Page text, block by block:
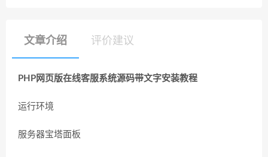
文章介绍 评价建议
PHP网页版在线客服系统源码带文字安装教程
运行环境
服务器宝塔面板